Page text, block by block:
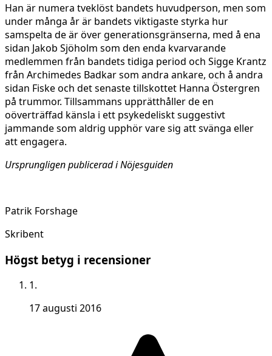
Han är numera tveklöst bandets huvudperson, men som
under många år är bandets viktigaste styrka hur
samspelta de är över generationsgränserna, med å ena
sidan Jakob Sjöholm som den enda kvarvarande
medlemmen från bandets tidiga period och Sigge Krantz
från Archimedes Badkar som andra ankare, och å andra
sidan Fiske och det senaste tillskottet Hanna Östergren
på trummor. Tillsammans upprätthåller de en
oöverträffad känsla i ett psykedeliskt suggestivt
jammande som aldrig upphör vare sig att svänga eller
att engagera.
Ursprungligen publicerad i Nöjesguiden
Patrik Forshage
Skribent
Högst betyg i recensioner
1.
17 augusti 2016